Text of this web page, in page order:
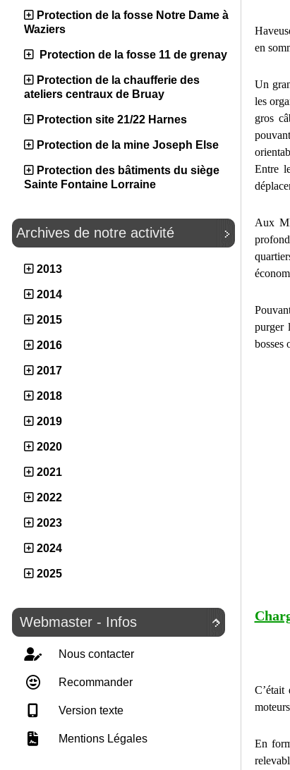
Protection de la fosse Notre Dame à
Waziers
Protection de la fosse 11 de grenay
Protection de la chaufferie des
ateliers centraux de Bruay
Protection site 21/22 Harnes
Protection de la mine Joseph Else
Protection des bâtiments du siège
Sainte Fontaine Lorraine
Archives de notre activité
2013
2014
2015
2016
2017
2018
2019
2020
2021
2022
2023
2024
2025

Webmaster - Infos
Nous contacter
Recommander
Version texte
Mentions Légales
en
Un
les
gros
Entre
Aux
purger
bosses
C’était
En